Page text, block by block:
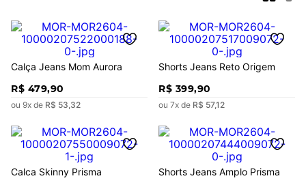
Calça Jeans Mom Aurora
R$ 479,90
ou 9x de R$ 53,32
Shorts Jeans Reto Origem
R$ 399,90
ou 7x de R$ 57,12
Calca Skinny Prisma Shorts Jeans Amplo Prisma